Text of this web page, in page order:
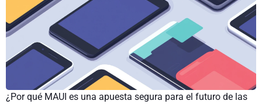
¿Por qué MAUI es una apuesta segura para el futuro de las